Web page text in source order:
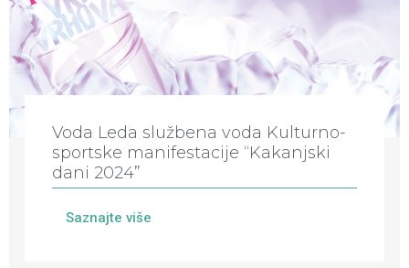
Voda Leda službena voda Kulturno-
sportske manifestacije “Kakanjski
dani 2024”
Saznajte više